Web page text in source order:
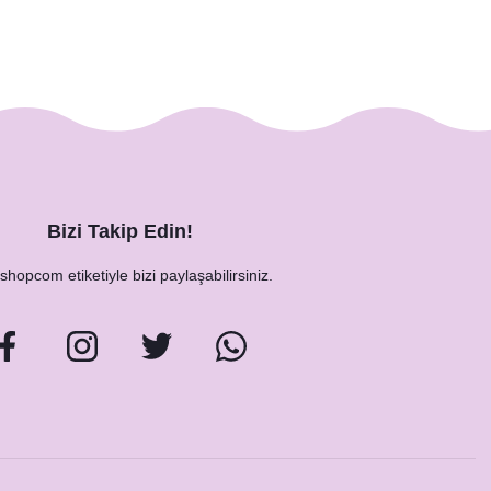
Bizi Takip Edin!
etiketiyle bizi paylaşabilirsiniz.